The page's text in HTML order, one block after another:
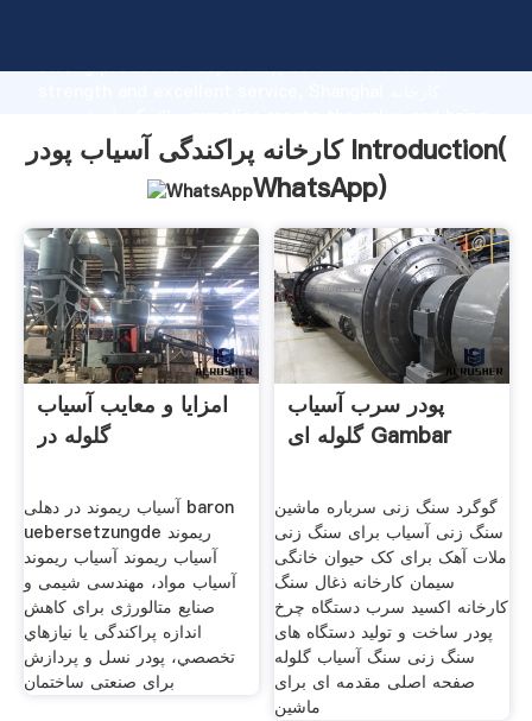
strong production capability, advanced research
values to all of customers.
کارخانه پراکندگی آسیاب پودر Introduction(
WhatsApp)
امزایا و معایب آسیاب
گلوله در
آسیاب ریموند در دهلی baron
uebersetzungde ریموند
آسیاب ریموند آسیاب ریموند
آسیاب مواد، مهندسی شیمی و
صنایع متالورژی برای کاهش
اندازه پراکندگی یا نيازهاي
تخصصي، پودر نسل و پردازش
برای صنعتی ساختمان
پودر سرب آسیاب
گلوله ای Gambar
گوگرد سنگ زنی سرباره ماشین
سنگ زنی آسیاب برای سنگ زنی
ملات آهک برای کک حیوان خانگی
سیمان کارخانه ذغال سنگ
کارخانه اکسید سرب دستگاه چرخ
پودر ساخت و تولید دستگاه های
سنگ زنی سنگ آسیاب گلوله
صفحه اصلی مقدمه ای برای
ماشین